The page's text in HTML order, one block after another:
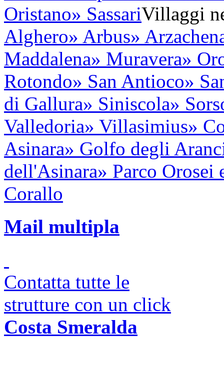
Oristano» SassariVillaggi
Alghero» Arbus»
Maddalena» Muravera»
Rotondo» San Antioco»
di Gallura» Siniscola»
Valledoria» Villasimius»
Asinara» Golfo degli
dell'Asinara» Parco Orosei
Corallo
Mail multipla
Contatta tutte le
strutture con un click
Costa Smeralda